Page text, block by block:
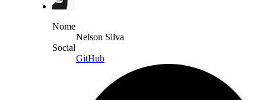
Nome
Nelson Silva
Social
GitHub